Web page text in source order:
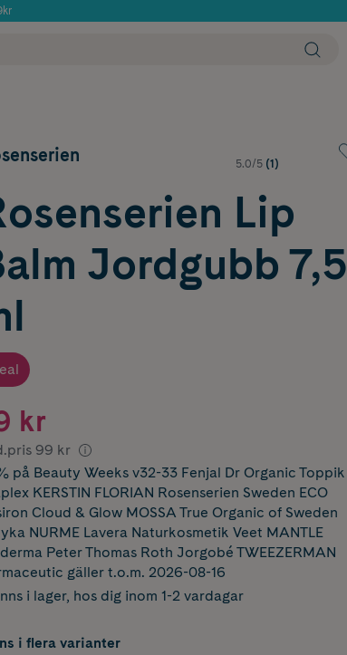
5.0/5 (1)
Lip
Jordgubb 7,5
kr
99 kr
på Beauty Weeks v32-33 Fenjal Dr Organic Toppik
KERSTIN FLORIAN Rosenserien Sweden ECO
Cloud & Glow MOSSA True Organic of Sweden
NURME Lavera Naturkosmetik Veet MANTLE
Peter Thomas Roth Jorgobé TWEEZERMAN
gäller t.o.m. 2026-08-16
i lager, hos dig inom 1-2 vardagar
i flera varianter